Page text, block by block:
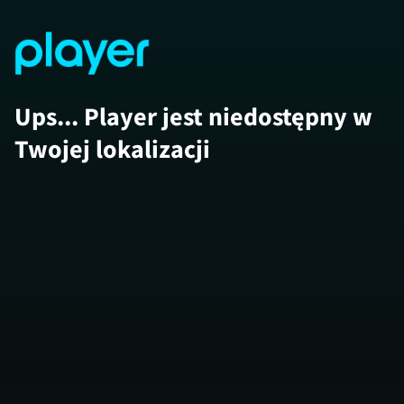
Ups... Player jest niedostępny w
Twojej lokalizacji